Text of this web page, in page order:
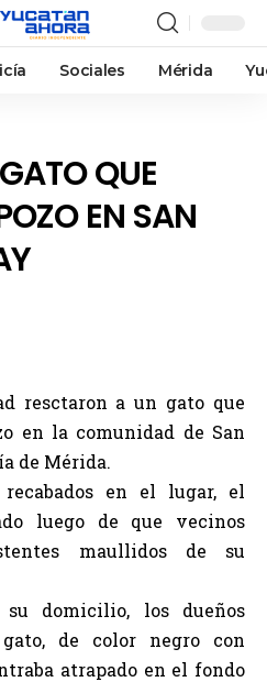
Sociales Mérida
QUE
EN SAN
resctaron a un gato que
en la comunidad de San
de Mérida.
en el lugar, el
luego de que vecinos
maullidos de su
domicilio, los dueños
de color negro con
atrapado en el fondo